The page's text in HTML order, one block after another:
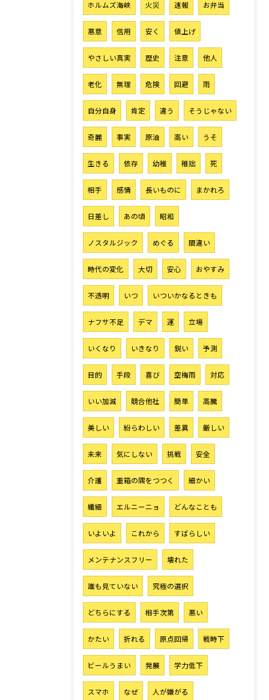
ホルムズ海峡 火災 速報 お弁当
悪意 信用 安く 値上げ
やさしい真実 歴史 注意 他人
老化 無理 危険 回避 雨
自分自身 肯定 違う そうじゃない
奇麗 事実 原油 高い うそ
生きる 依存 幼稚 稚拙 死
相手 感情 長いものに まかれろ
日差し あの頃 昭和
ノスタルジック めぐる 間違い
時代の変化 大切 安心 おやすみ
不透明 いつ いついかなるときも
ナフサ不足 デマ 運 立場
いくなり いきなり 鋭い 予測
目的 手段 喜び 空梅雨 対応
いい加減 競合他社 簡単 高騰
美しい 紛らわしい 差異 厳しい
未来 気にしない 挑戦 安全
介護 重箱の隅をつつく 細かい
繊細 エルニーニョ どんなことも
いよいよ これから すばらしい
メンテナンスフリー 壊れた
誰も見ていない 究極の選択
どちらにする 相手次第 悪い
かたい 折れる 原点回帰 戦時下
ビールうまい 発展 学力低下
スマホ なぜ 人が嫌がる
お気軽にご相談ください